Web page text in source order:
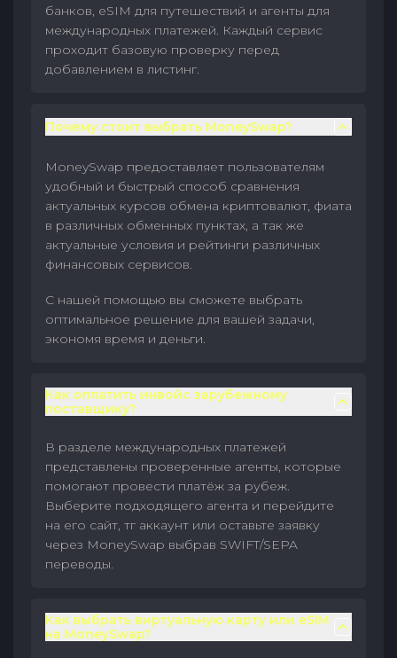
банков, eSIM для путешествий и агенты для
международных платежей. Каждый сервис
проходит базовую проверку перед
добавлением в листинг.
Почему стоит выбрать MoneySwap?
MoneySwap предоставляет пользователям
удобный и быстрый способ сравнения
актуальных курсов обмена криптовалют, фиата
в различных обменных пунктах, а так же
актуальные условия и рейтинги различных
финансовых сервисов.
С нашей помощью вы сможете выбрать
оптимальное решение для вашей задачи,
экономя время и деньги.
Как оплатить инвойс зарубежному
поставщику?
В разделе международных платежей
представлены проверенные агенты, которые
помогают провести платёж за рубеж.
Выберите подходящего агента и перейдите
на его сайт, тг аккаунт или оставьте заявку
через MoneySwap выбрав SWIFT/SEPA
переводы.
Как выбрать виртуальную карту или eSIM
на MoneySwap?